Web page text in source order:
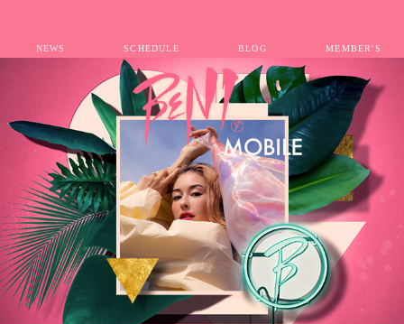
NEWS SCHEDULE BLOG MEMBER'S